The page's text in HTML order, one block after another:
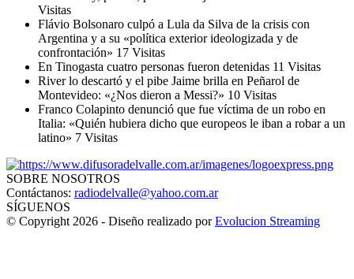
Visitas
Flávio Bolsonaro culpó a Lula da Silva de la crisis con
Argentina y a su «política exterior ideologizada y de
confrontación» 17 Visitas
En Tinogasta cuatro personas fueron detenidas 11 Visitas
River lo descartó y el pibe Jaime brilla en Peñarol de
Montevideo: «¿Nos dieron a Messi?» 10 Visitas
Franco Colapinto denunció que fue víctima de un robo en
Italia: «Quién hubiera dicho que europeos le iban a robar a un
latino» 7 Visitas
SOBRE NOSOTROS
Contáctanos: radiodelvalle@yahoo.com.ar
SÍGUENOS
© Copyright 2026 - Diseño realizado porEvolucion Streaming